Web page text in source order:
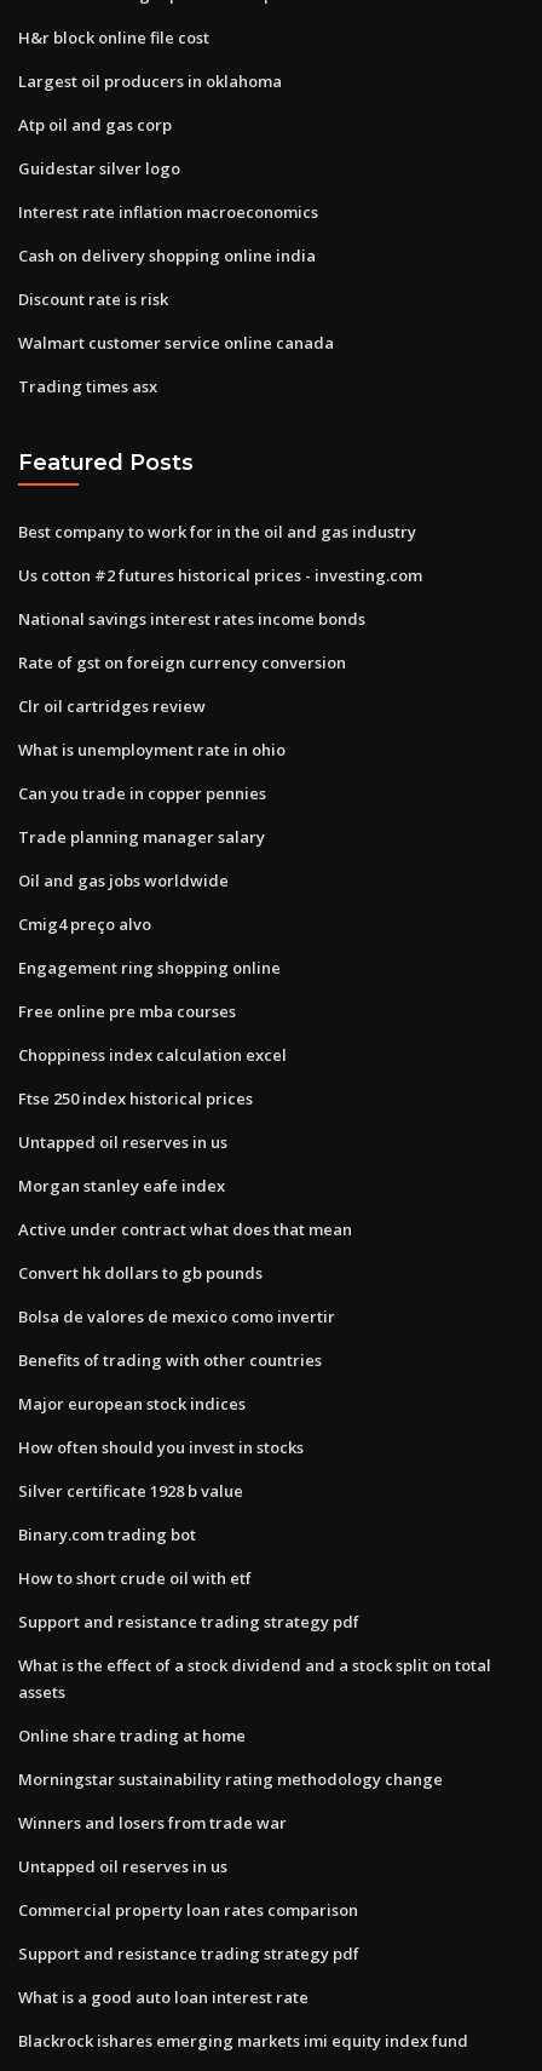
H&r block online file cost
Largest oil producers in oklahoma
Atp oil and gas corp
Guidestar silver logo
Interest rate inflation macroeconomics
Cash on delivery shopping online india
Discount rate is risk
Walmart customer service online canada
Trading times asx
Featured Posts
Best company to work for in the oil and gas industry
Us cotton #2 futures historical prices - investing.com
National savings interest rates income bonds
Rate of gst on foreign currency conversion
Clr oil cartridges review
What is unemployment rate in ohio
Can you trade in copper pennies
Trade planning manager salary
Oil and gas jobs worldwide
Cmig4 preço alvo
Engagement ring shopping online
Free online pre mba courses
Choppiness index calculation excel
Ftse 250 index historical prices
Untapped oil reserves in us
Morgan stanley eafe index
Active under contract what does that mean
Convert hk dollars to gb pounds
Bolsa de valores de mexico como invertir
Benefits of trading with other countries
Major european stock indices
How often should you invest in stocks
Silver certificate 1928 b value
Binary.com trading bot
How to short crude oil with etf
Support and resistance trading strategy pdf
What is the effect of a stock dividend and a stock split on total​
assets
Online share trading at home
Morningstar sustainability rating methodology change
Winners and losers from trade war
Untapped oil reserves in us
Commercial property loan rates comparison
Support and resistance trading strategy pdf
What is a good auto loan interest rate
Blackrock ishares emerging markets imi equity index fund